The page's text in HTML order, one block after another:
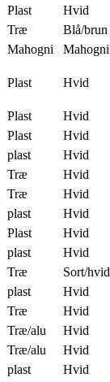
Plast
Hvid
Træ
Blå/brun
Mahogni Mahogni
Plast Hvid
Plast
Hvid
Plast
Hvid
plast
Hvid
Træ
Hvid
Træ
Hvid
plast
Hvid
Plast
Hvid
plast
Hvid
Træ
Sort/hvid
plast
Hvid
Træ
Hvid
Træ/alu
Hvid
Træ/alu
Hvid
plast
Hvid